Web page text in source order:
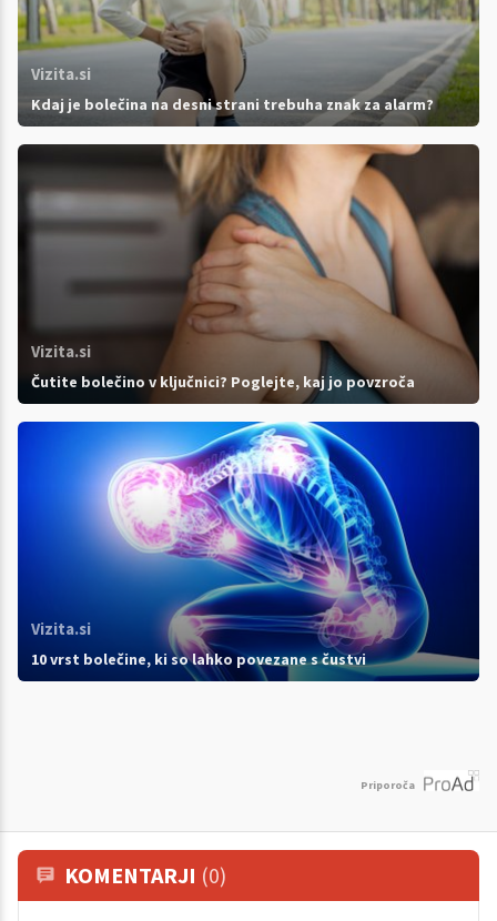
Vizita.si
Kdaj je bolečina na desni strani trebuha znak za alarm?
Vizita.si
Čutite bolečino v ključnici? Poglejte, kaj jo povzroča
Vizita.si
10 vrst bolečine, ki so lahko povezane s čustvi
Priporoča
KOMENTARJI (0)